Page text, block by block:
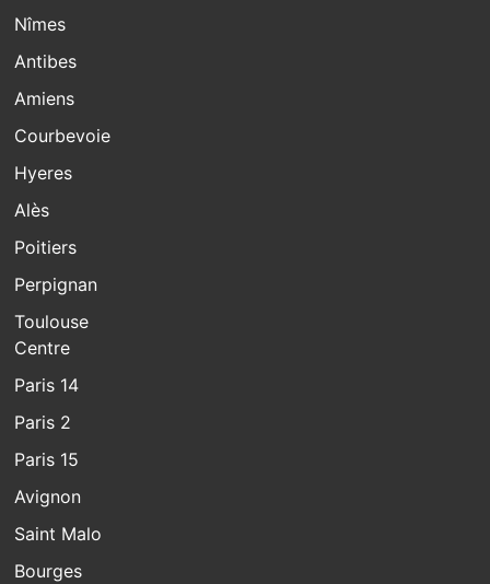
Nîmes
Antibes
Amiens
Courbevoie
Hyeres
Alès
Poitiers
Perpignan
Toulouse
Centre
Paris 14
Paris 2
Paris 15
Avignon
Saint Malo
Bourges